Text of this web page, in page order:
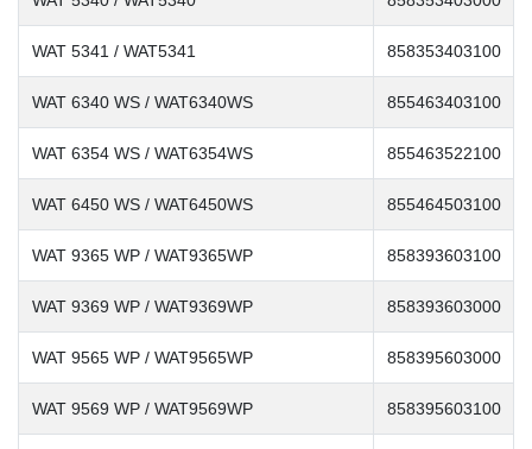
WAT 5341 / WAT5341 858353403100
WAT 6340 WS / WAT6340WS 855463403100
WAT 6354 WS / WAT6354WS 855463522100
WAT 6450 WS / WAT6450WS 855464503100
WAT 9365 WP / WAT9365WP 858393603100
WAT 9369 WP / WAT9369WP 858393603000
WAT 9565 WP / WAT9565WP 858395603000
WAT 9569 WP / WAT9569WP 858395603100